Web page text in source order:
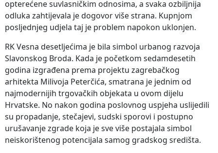
opterećene suvlasničkim odnosima, a svaka ozbiljnija
odluka zahtijevala je dogovor više strana. Kupnjom
posljednjeg udjela taj je problem napokon uklonjen.
RK Vesna desetljećima je bila simbol urbanog razvoja
Slavonskog Broda. Kada je početkom sedamdesetih
godina izgrađena prema projektu zagrebačkog
arhitekta Milivoja Peterčića, smatrana je jednim od
najmodernijih trgovačkih objekata u ovom dijelu
Hrvatske. No nakon godina poslovnog uspjeha uslijedili
su propadanje, stečajevi, sudski sporovi i postupno
urušavanje zgrade koja je sve više postajala simbol
neiskorištenog potencijala samog gradskog središta.